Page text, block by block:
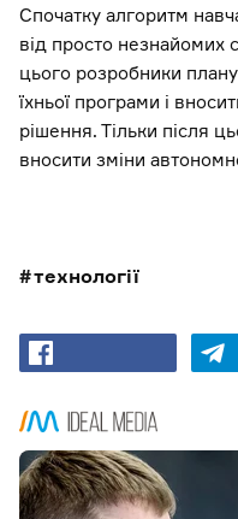
Спочатку алгоритм
від просто незнайомих
цього розробники
їхньої програми і
рішення. Тільки після
вносити зміни
технології